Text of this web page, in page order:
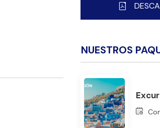
Buscar
NUESTROS